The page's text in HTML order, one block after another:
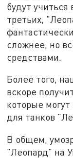
будут
третьих,
сложнее, но
средствами.
Более того,
вскоре
которые
для танков
В общем,
"Леопард" на